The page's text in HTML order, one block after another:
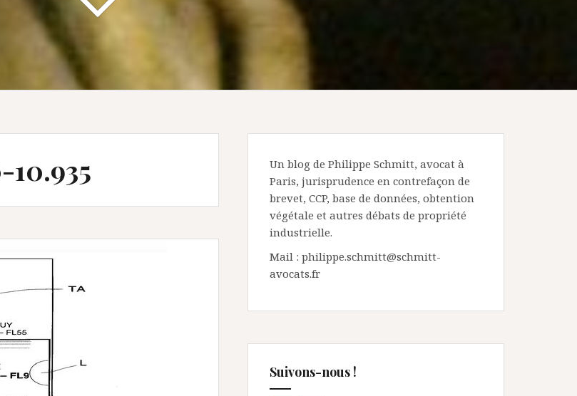
Un blog de Philippe Schmitt, avocat à
Paris, jurisprudence en contrefaçon de
brevet, CCP, base de données, obtention
végétale et autres débats de propriété
industrielle.
Mail : philippe.schmitt@schmitt-
avocats.fr
Suivons-nous !